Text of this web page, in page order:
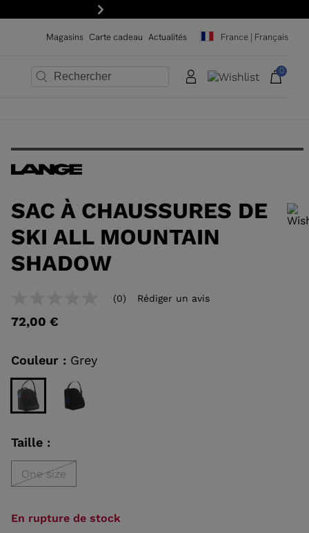
Suivant
Magasins Carte cadeau Actualités France | Français
DÉCOUVRIR
CONCEPT
0
SAC À CHAUSSURES DE
SKI ALL MOUNTAIN
SHADOW
Pour ajouter un produit à la liste de souhaits, veuillez sélectionner une
de
sur
même
page.
(0) Rédiger un avis
72,00 €
Couleur : Grey
Taille :
One size
En rupture de stock